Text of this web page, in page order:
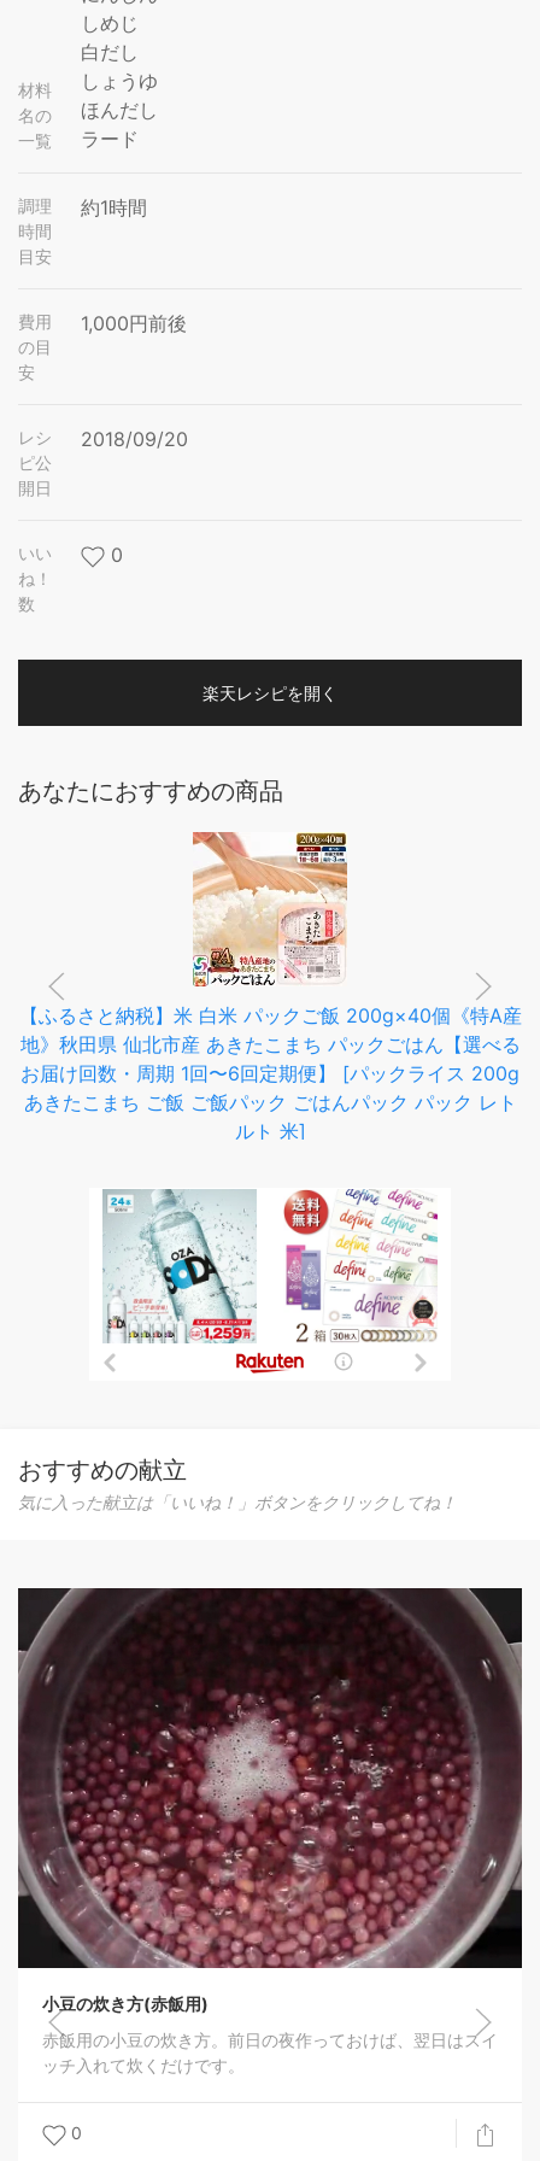
材料
名の
一覧
しめじ
白だし
しょうゆ
ほんだし
ラード
調理
時間
目安
約1時間
費用
の目
安
1,000円前後
レシ
ピ公
開日
2018/09/20
いい
ね！
数
0
楽天レシピを開く
あなたにおすすめの商品
【ふるさと納税】米 白米 パックご飯 200g×40個《特A産
地》秋田県 仙北市産 あきたこまち パックごはん【選べる
お届け回数・周期 1回〜6回定期便】 [パックライス 200g
あきたこまち ご飯 ご飯パック ごはんパック パック レト
ルト 米]
おすすめの献立
気に入った献立は「いいね！」ボタンをクリックしてね！
翌日はスイ
食べだすと止まらない！いんげん辛味噌炒め
ピリ辛で、ごはんも、ビールも進みます！ 冷
も大丈夫です！^_^
0